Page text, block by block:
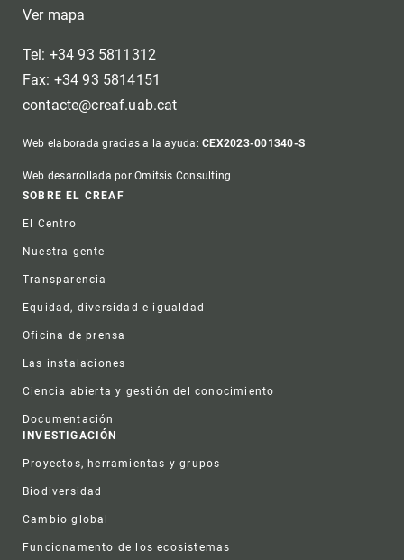
Ver mapa
Tel: +34 93 5811312
Fax: +34 93 5814151
contacte@creaf.uab.cat
Web elaborada gracias a la ayuda:CEX2023-001340-S
Web desarrollada por Omitsis Consulting
Footer
SOBRE EL CREAF
El Centro
Nuestra gente
Transparencia
Equidad, diversidad e igualdad
Oficina de prensa
Las instalaciones
Ciencia abierta y gestión del conocimiento
Documentación
INVESTIGACIÓN
Proyectos, herramientas y grupos
Biodiversidad
Cambio global
Funcionamento de los ecosistemas